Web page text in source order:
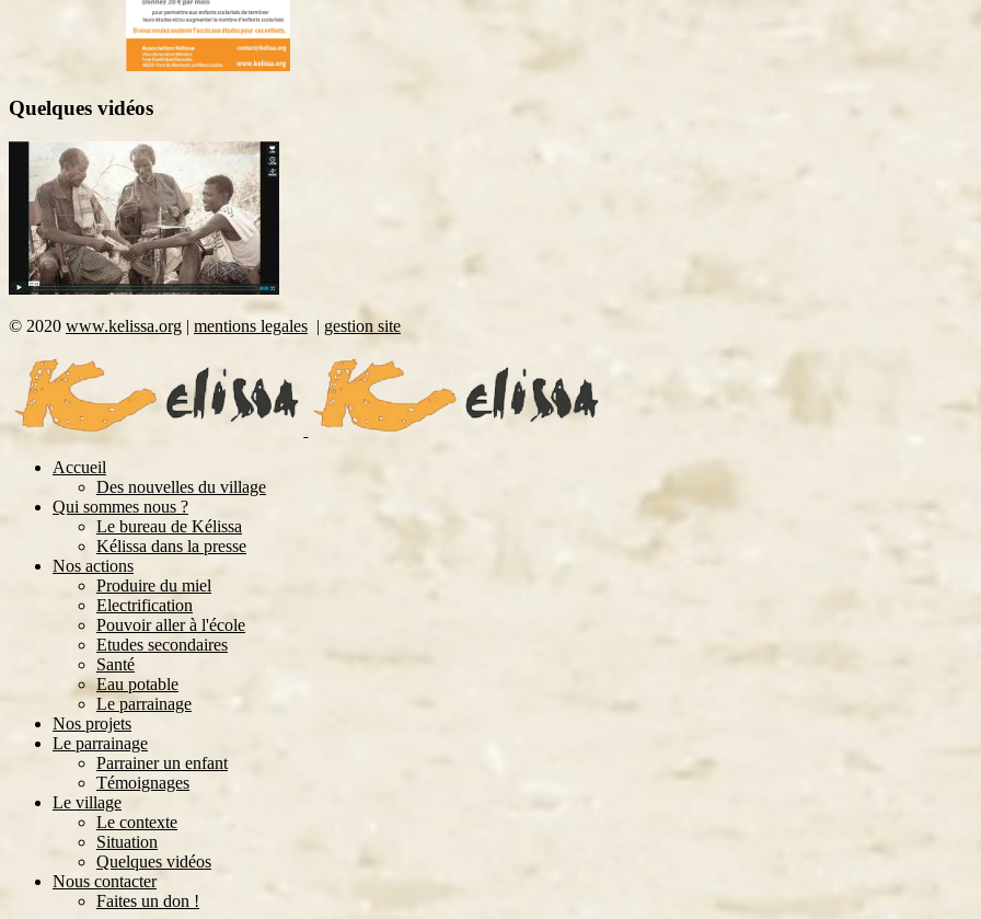
Quelques vidéos
© 2020 www.kelissa.org | mentions legales | gestion site
Accueil
Des nouvelles du village
Qui sommes nous ?
Le bureau de Kélissa
Kélissa dans la presse
Nos actions
Produire du miel
Electrification
Pouvoir aller à l'école
Etudes secondaires
Santé
Eau potable
Le parrainage
Nos projets
Le parrainage
Parrainer un enfant
Témoignages
Le village
Le contexte
Situation
Quelques vidéos
Nous contacter
Faites un don !